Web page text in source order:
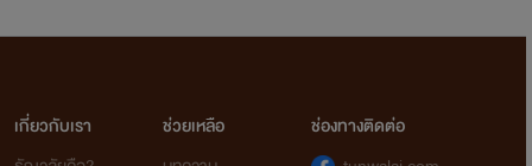
เกี่ยวกับเรา
ช่วยเหลือ
ช่องทางติดต่อ